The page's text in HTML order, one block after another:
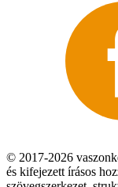
© 2017-2026
és kifejezett írásos